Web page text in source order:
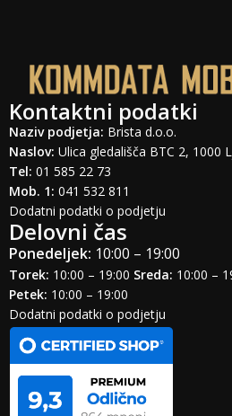
Kontaktni podatki
Naziv podjetja: Brista d.o.o.
Naslov: Ulica gledališča BTC 2, 1000
Tel: 01 585 22 73
Mob. 1: 041 532 811
Dodatni podatki o podjetju
Delovni čas
Ponedeljek: 10:00 – 19:00
Torek: 10:00 – 19:00 Sreda: 10:00 –
Petek: 10:00 – 19:00
Dodatni podatki o podjetju